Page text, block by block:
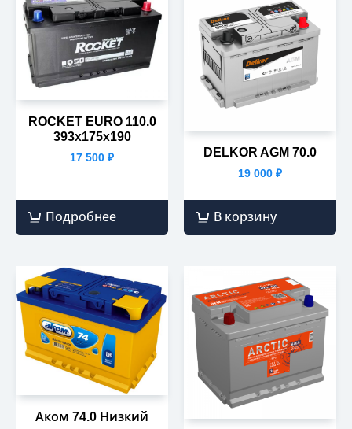
ROCKET EURO 110.0
393х175х190
17 500 ₽
Подробнее
DELKOR AGM 70.0
19 000 ₽
В корзину
Аком 74.0 Низкий